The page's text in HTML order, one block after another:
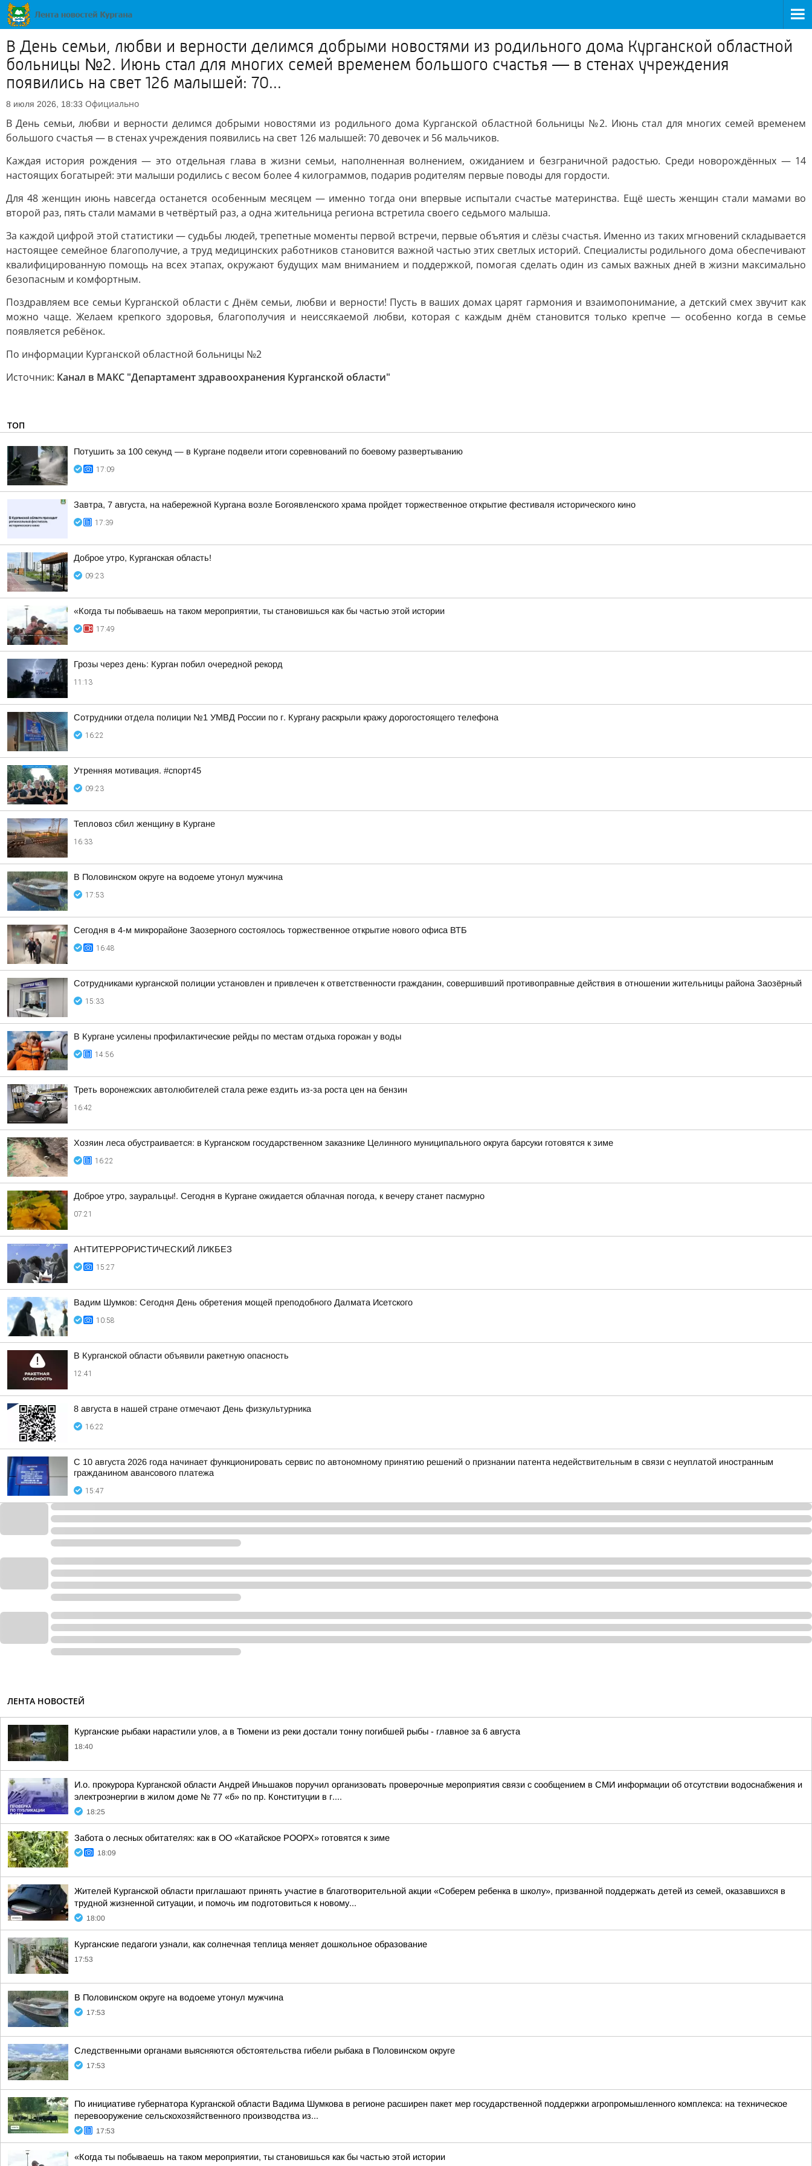
В День семьи, любви и верности делимся добрыми новостями из родильного дома Курганской областной
больницы №2. Июнь стал для многих семей временем большого счастья — в стенах учреждения
появились на свет 126 малышей: 70...
8 июля 2026, 18:33 Официально
В День семьи, любви и верности делимся добрыми новостями из родильного дома Курганской областной больницы №2. Июнь стал для многих семей временем
большого счастья — в стенах учреждения появились на свет 126 малышей: 70 девочек и 56 мальчиков.
Каждая история рождения — это отдельная глава в жизни семьи, наполненная волнением, ожиданием и безграничной радостью. Среди новорождённых — 14
настоящих богатырей: эти малыши родились с весом более 4 килограммов, подарив родителям первые поводы для гордости.
Для 48 женщин июнь навсегда останется особенным месяцем — именно тогда они впервые испытали счастье материнства. Ещё шесть женщин стали мамами во
второй раз, пять стали мамами в четвёртый раз, а одна жительница региона встретила своего седьмого малыша.
За каждой цифрой этой статистики — судьбы людей, трепетные моменты первой встречи, первые объятия и слёзы счастья. Именно из таких мгновений складывается
настоящее семейное благополучие, а труд медицинских работников становится важной частью этих светлых историй. Специалисты родильного дома обеспечивают
квалифицированную помощь на всех этапах, окружают будущих мам вниманием и поддержкой, помогая сделать один из самых важных дней в жизни максимально
безопасным и комфортным.
Поздравляем все семьи Курганской области с Днём семьи, любви и верности! Пусть в ваших домах царят гармония и взаимопонимание, а детский смех звучит как
можно чаще. Желаем крепкого здоровья, благополучия и неиссякаемой любви, которая с каждым днём становится только крепче — особенно когда в семье
появляется ребёнок.
По информации Курганской областной больницы №2
Источник: Канал в МАКС "Департамент здравоохранения Курганской области"
ТОП
Потушить за 100 секунд — в Кургане подвели итоги соревнований по боевому развертыванию
17:09
Завтра, 7 августа, на набережной Кургана возле Богоявленского храма пройдет торжественное открытие фестиваля исторического кино
17:39
Доброе утро, Курганская область!
09:23
«Когда ты побываешь на таком мероприятии, ты становишься как бы частью этой истории
17:49
Грозы через день: Курган побил очередной рекорд
11:13
Сотрудники отдела полиции №1 УМВД России по г. Кургану раскрыли кражу дорогостоящего телефона
16:22
Утренняя мотивация. #спорт45
09:23
Тепловоз сбил женщину в Кургане
16:33
В Половинском округе на водоеме утонул мужчина
17:53
Сегодня в 4-м микрорайоне Заозерного состоялось торжественное открытие нового офиса ВТБ
16:48
Сотрудниками курганской полиции установлен и привлечен к ответственности гражданин, совершивший противоправные действия в отношении жительницы района Заозёрный
15:33
В Кургане усилены профилактические рейды по местам отдыха горожан у воды
14:56
Треть воронежских автолюбителей стала реже ездить из-за роста цен на бензин
16:42
Хозяин леса обустраивается: в Курганском государственном заказнике Целинного муниципального округа барсуки готовятся к зиме
16:22
Доброе утро, зауральцы!. Сегодня в Кургане ожидается облачная погода, к вечеру станет пасмурно
07:21
АНТИТЕРРОРИСТИЧЕСКИЙ ЛИКБЕЗ
15:27
Вадим Шумков: Сегодня День обретения мощей преподобного Далмата Исетского
10:58
В Курганской области объявили ракетную опасность
12:41
8 августа в нашей стране отмечают День физкультурника
16:22
С 10 августа 2026 года начинает функционировать сервис по автономному принятию решений о признании патента недействительным в связи с неуплатой иностранным
гражданином авансового платежа
15:47
ЛЕНТА НОВОСТЕЙ
Курганские рыбаки нарастили улов, а в Тюмени из реки достали тонну погибшей рыбы - главное за 6 августа
18:40
И.о. прокурора Курганской области Андрей Иньшаков поручил организовать проверочные мероприятия связи с сообщением в СМИ информации об отсутствии водоснабжения и
электроэнергии в жилом доме № 77 «б» по пр. Конституции в г....
18:25
Забота о лесных обитателях: как в ОО «Катайское РООРХ» готовятся к зиме
18:09
Жителей Курганской области приглашают принять участие в благотворительной акции «Соберем ребенка в школу», призванной поддержать детей из семей, оказавшихся в
трудной жизненной ситуации, и помочь им подготовиться к новому...
18:00
Курганские педагоги узнали, как солнечная теплица меняет дошкольное образование
17:53
В Половинском округе на водоеме утонул мужчина
17:53
Следственными органами выясняются обстоятельства гибели рыбака в Половинском округе
17:53
По инициативе губернатора Курганской области Вадима Шумкова в регионе расширен пакет мер государственной поддержки агропромышленного комплекса: на техническое
перевооружение сельскохозяйственного производства из...
17:53
«Когда ты побываешь на таком мероприятии, ты становишься как бы частью этой истории